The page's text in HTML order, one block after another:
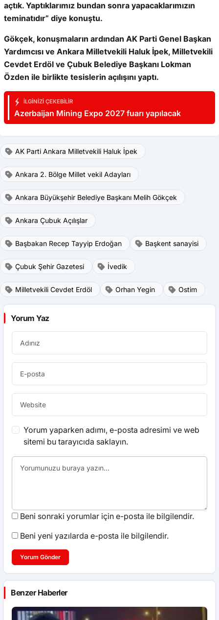
açtık. Yaptıklarımız bundan sonra yapacaklarımızın
teminatıdır” diye konuştu.
Gökçek, konuşmaların ardından AK Parti Genel Başkan
Yardımcısı ve Ankara Milletvekili Haluk İpek, Milletvekili
Cevdet Erdöl ve Çubuk Belediye Başkanı Lokman
Özden ile birlikte tesislerin açılışını yaptı.
İLGINIZI ÇEKEBILIR
Azerbaijan Mining Expo 2027 fuarı yapılacak
AK Parti Ankara Milletvekili Haluk İpek
Ankara 2. Bölge Millet vekil Adayları
Ankara Büyükşehir Belediye Başkanı Melih Gökçek
Ankara Çubuk Açılışlar
Başbakan Recep Tayyip Erdoğan Başkent sanayisi
Çubuk Şehir Gazetesi İvedik
Milletvekili Cevdet Erdöl Orhan Yegin Ostim
Yorum Yaz
Yorum yaparken adımı, e-posta adresimi ve web
sitemi bu tarayıcıda saklayın.
Beni sonraki yorumlar için e-posta ile bilgilendir.
Beni yeni yazılarda e-posta ile bilgilendir.
Yorum Gönder
Benzer Haberler